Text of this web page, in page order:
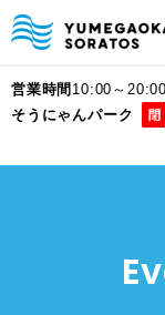
営業時間 10:00～20:00
そうにゃんパーク